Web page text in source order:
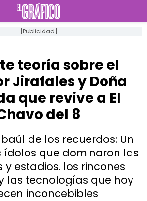
[Publicidad]
teoría sobre el
Jirafales y Doña
que revive a El
del 8
de los recuerdos: Un
ídolos que dominaron las
estadios, los rincones
las tecnologías que hoy
inconcebibles